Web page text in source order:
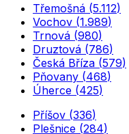
Třemošná (5.112)
Vochov (1.989)
Trnová (980)
Druztová (786)
Česká Bříza (579)
Pňovany (468)
Úherce (425)
Příšov (336)
Plešnice (284)